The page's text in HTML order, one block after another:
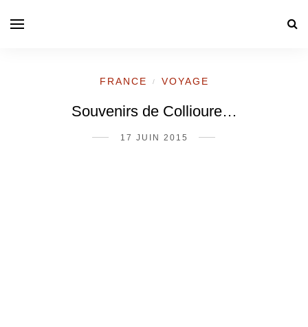
FRANCE / VOYAGE
Souvenirs de Collioure…
17 JUIN 2015